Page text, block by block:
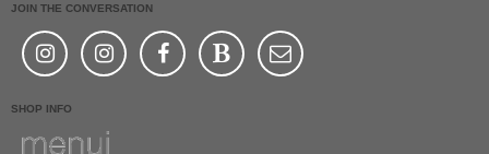
JOIN THE CONVERSATION
SHOP INFO